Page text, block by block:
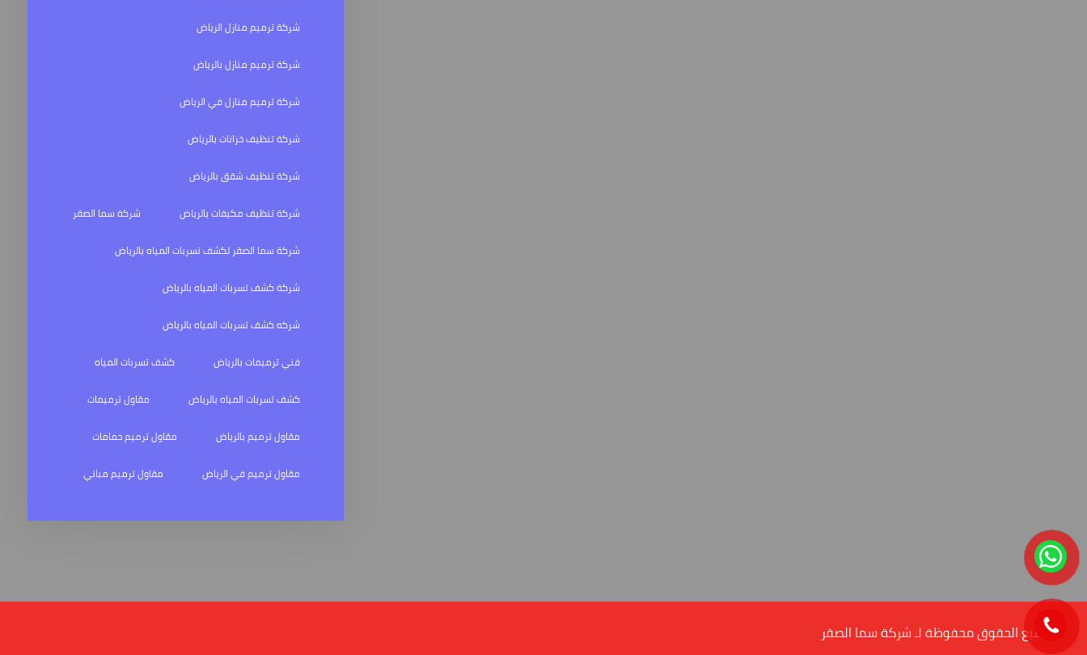
شركة ترميم منازل الرياض
شركة ترميم منازل بالرياض
شركة ترميم منازل في الرياض
شركة تنظيف خزانات بالرياض
شركة تنظيف شقق بالرياض
شركة تنظيف مكيفات بالرياض
شركة سما الصقر
شركة سما الصقر لكشف تسربات المياه بالرياض
شركة كشف تسربات المياه بالرياض
شركه كشف تسربات المياه بالرياض
فني ترميمات بالرياض
كشف تسربات المياه
كشف تسربات المياه بالرياض
مقاول ترميمات
مقاول ترميم بالرياض
مقاول ترميم حمامات
مقاول ترميم في الرياض
مقاول ترميم مباني
© جميع الحقوق محفوظة لـ شركة سما الصقر